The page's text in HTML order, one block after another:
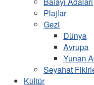
Plajlar
Gezi
Dünya
Avrupa
Yunan
Seyahat
Kültür